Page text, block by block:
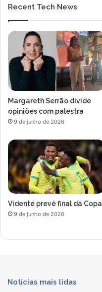
Recent Tech News
Margareth Serrão divide
opiniões com palestra
9 de junho de 2026
Vidente prevê final da Copa
9 de junho de 2026
Notícias mais lidas